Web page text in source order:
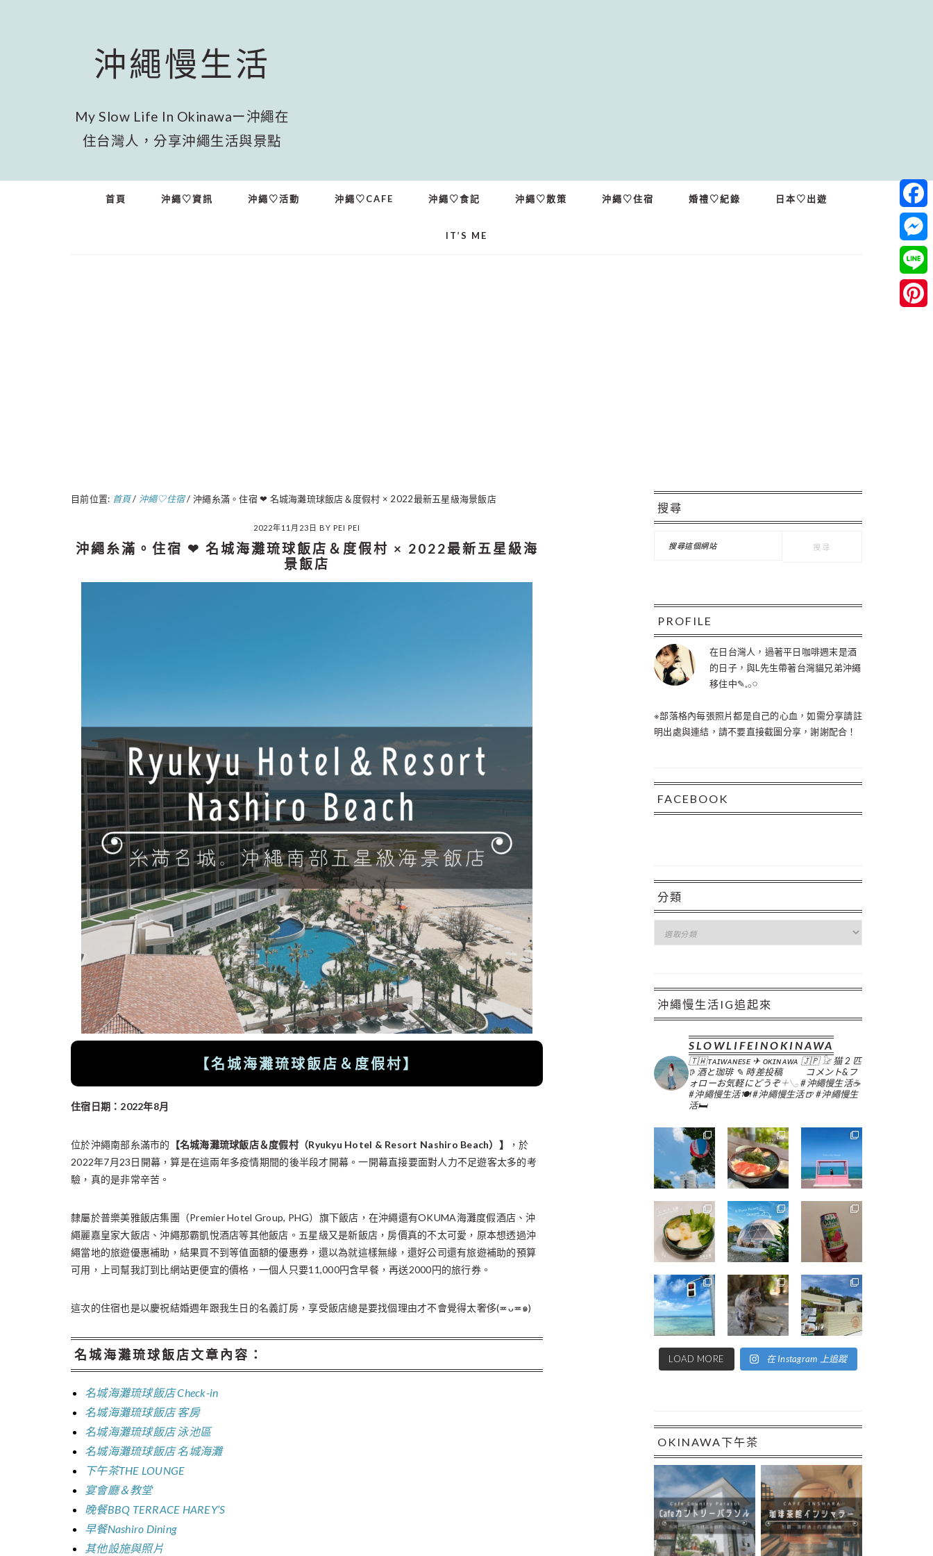
沖繩慢生活
My Slow Life In Okinawaー沖繩在
住台灣人，分享沖繩生活與景點
首頁 沖繩♡資訊 沖繩♡活動 沖繩♡CAFE 沖繩♡食記 沖繩♡散策 沖繩♡住宿 婚禮♡紀錄 日本♡出遊
IT’S ME
目前位置: 首頁 / 沖繩♡住宿 / 沖繩糸滿。住宿 ❤︎ 名城海灘琉球飯店＆度假村 × 2022最新五星級海景飯店
2022年11月23日 BY PEI PEI
沖繩糸滿。住宿 ❤︎ 名城海灘琉球飯店＆度假村 × 2022最新五星級海
景飯店
【名城海灘琉球飯店＆度假村】
住宿日期：2022年8月
位於沖繩南部糸滿市的 【名城海灘琉球飯店＆度假村（Ryukyu Hotel & Resort Nashiro Beach）】
，於
2022年7月23日開幕，算是在這兩年多疫情期間的後半段才開幕。一開幕直接要面對人力不足遊客太多的考
驗，真的是非常辛苦。
隸屬於普樂美雅飯店集團（Premier Hotel Group, PHG）旗下飯店，在沖繩還有OKUMA海灘度假酒店、沖
繩麗嘉皇家大飯店、沖繩那霸凱悅酒店等其他飯店。五星級又是新飯店，房價真的不太可愛，原本想透過沖
繩當地的旅遊優惠補助，結果買不到等值面額的優惠券，還以為就這樣無緣，還好公司還有旅遊補助的預算
可用，上司幫我訂到比網站更便宜的價格，一個人只要11,000円含早餐，再送2000円的旅行券。
這次的住宿也是以慶祝結婚週年跟我生日的名義訂房，享受飯店總是要找個理由才不會覺得太奢侈(≖ᴗ≖๑)
名城海灘琉球飯店文章內容 ：
名城海灘琉球飯店 Check-in
名城海灘琉球飯店 客房
名城海灘琉球飯店 泳池區
名城海灘琉球飯店 名城海灘
下午茶THE LOUNGE
宴會廳＆教堂
晚餐BBQ TERRACE HAREY’S
早餐Nashiro Dining
其他設施與照片
主
要
資
欄
搜尋
站
PROFILE
在日台灣人，過著平日咖啡週末是酒
的日子，與L先生帶著台灣貓兄弟沖繩
移住中✎𓈒𓂂𓏸
※部落格內每張照片都是自己的心血，如需分享請註
明出處與連結，請不要直接截圖分享，謝謝配合！
FACEBOOK
分類
沖繩慢生活IG追起來
SLOWLIFEINOKINAWA
🇹🇼ᴛᴀɪᴡᴀɴᴇsᴇ ✈︎ ᴏᴋɪɴᴀᴡᴀ 🇯🇵𓃠 猫 2 匹
𖠚 酒と珈琲✎ 時差投稿
コメント&フ
ォローお気軽にどうぞ𓇬𓂅#沖繩慢生活☕️
#沖繩慢生活🍽#沖繩慢生活🍺#沖繩慢生
活🛏
LOAD MORE 在 Instagram 上追蹤
OKINAWA下午茶
Line